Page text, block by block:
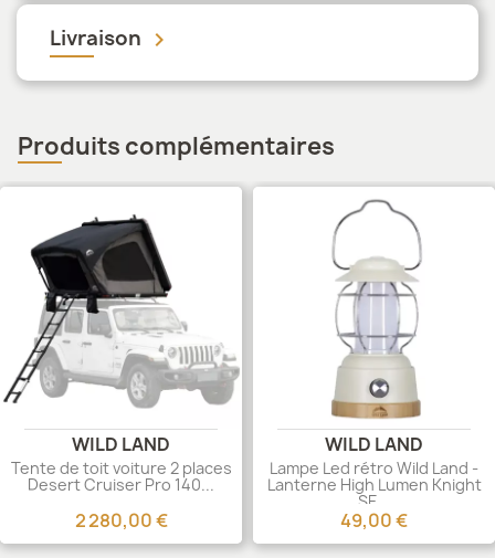
Livraison keyboard_arrow_down
Produits complémentaires
WILD LAND
Tente de toit voiture 2 places
Desert Cruiser Pro 140...
2 280,00 €
WILD LAND
Lampe Led rétro Wild Land -
Lanterne High Lumen Knight
SE...
49,00 €